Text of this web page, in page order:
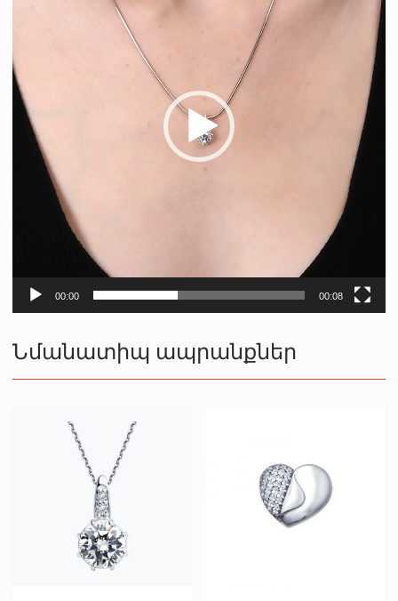
00:00 00:08
Նմանատիպ ապրանքներ